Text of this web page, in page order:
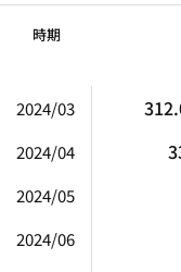
時期
2024/03
2024/04
2024/05
2024/06